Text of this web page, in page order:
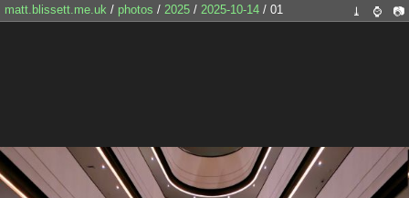
matt.blissett.me.uk / photos / 2025 / 2025-10-14 / 01 ⤓ ⌚ 📷